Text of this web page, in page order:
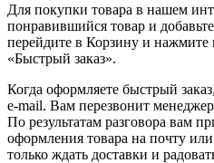
Для покупки товара в нашем
понравившийся товар и
перейдите в Корзину и нажмите
«Быстрый заказ».
Когда оформляете быстрый
e-mail. Вам перезвонит
По результатам разговора вам
оформления товара на почту
только ждать доставки и